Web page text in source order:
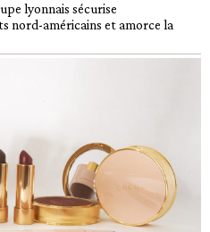
lyonnais sécurise
nord-américains et amorce la